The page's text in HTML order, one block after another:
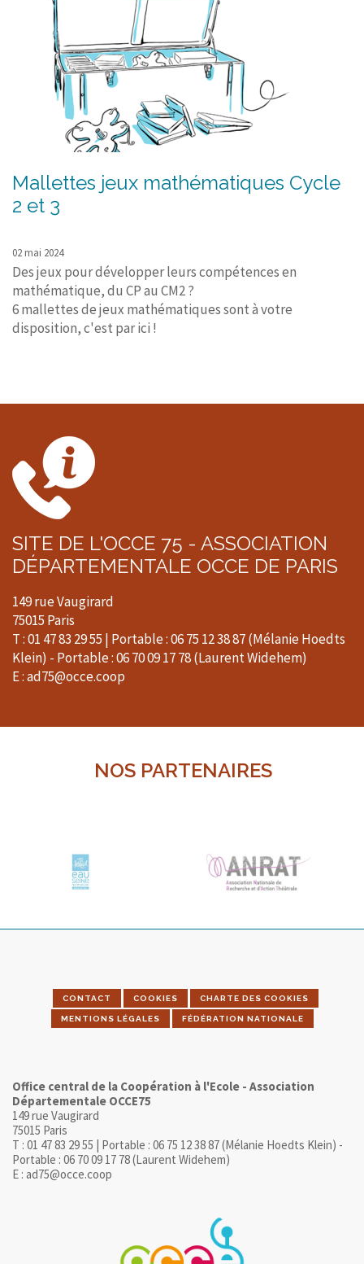
Mallettes jeux mathématiques Cycle
2 et 3
02 mai 2024
Des jeux pour développer leurs compétences en
mathématique, du CP au CM2 ?
6 mallettes de jeux mathématiques sont à votre
disposition, c'est par ici !
SITE DE L'OCCE 75 - ASSOCIATION
DÉPARTEMENTALE OCCE DE PARIS
149 rue Vaugirard
75015 Paris
T : 01 47 83 29 55 | Portable : 06 75 12 38 87 (Mélanie Hoedts
Klein) - Portable : 06 70 09 17 78 (Laurent Widehem)
E : ad75@occe.coop
NOS PARTENAIRES
CONTACT COOKIES CHARTE DES COOKIES
MENTIONS LÉGALES FÉDÉRATION NATIONALE
Office central de la Coopération à l'Ecole - Association
Départementale OCCE75
149 rue Vaugirard
75015 Paris
T : 01 47 83 29 55 | Portable : 06 75 12 38 87 (Mélanie Hoedts Klein) -
Portable : 06 70 09 17 78 (Laurent Widehem)
E : ad75@occe.coop